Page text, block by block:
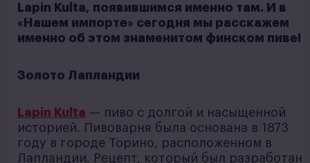
Lapin Kulta, появившимся именно там. И в
«Нашем импорте» сегодня мы расскажем
именно об этом знаменитом финском пиве!
Золото Лапландии
Lapin Kulta — пиво с долгой и насыщенной
историей. Пивоварня была основана в 1873
году в городе Торино, расположенном в
Лапландии. Рецепт, который был разработан